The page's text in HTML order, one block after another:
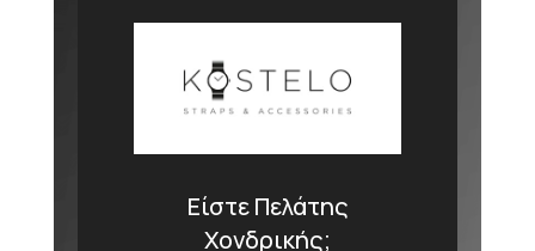
Είστε Πελάτης
Χονδρικής;